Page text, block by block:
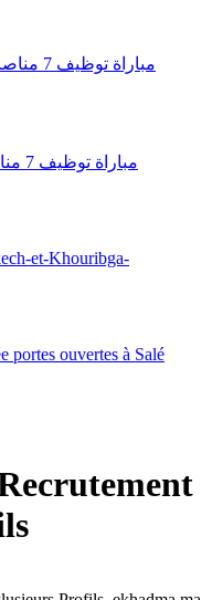
ouvertes à Salé